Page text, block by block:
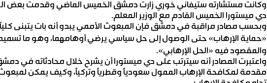
وكانت مستشارته ستيفاني خوري زارت دمشق الخميس الماضي وقدمت بعض
دي ميستورا الخميس القادم مع الوزير المعلم.
وبحسب مصادر مراقبة في دمشق فإن المبعوث الأممي يبدو أنه بات يتبنى كلياً
«حماية الإرهاب» حتى الوصول إلى حل سياسي يرضي أوهامهما، وهو ما تسميه
والمقصود فيه «الحل الإرهابي».
واعتبرت المصادر أنه سيترتب على دي ميستورا أن يشرح خلال محادثاته في
مقدمة لمكافحة الإرهاب الممول سعودياً وقطرياً وتركياً، وكيف يمكن